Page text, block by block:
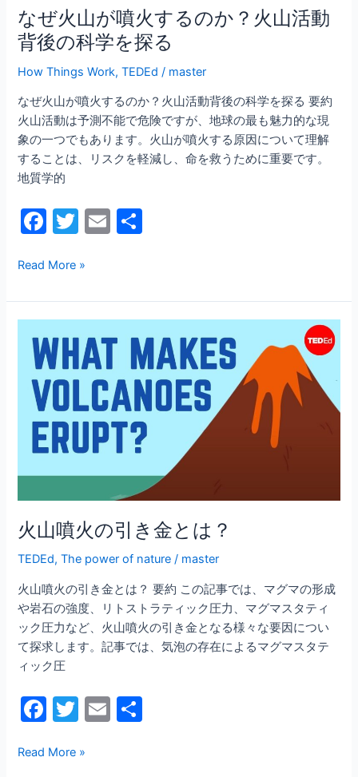
なぜ火山が噴火するのか？火山活動
背後の科学を探る
How Things Work,TEDEd / master
なぜ火山が噴火するのか？火山活動背後の科学を探る 要約
火山活動は予測不能で危険ですが、地球の最も魅力的な現
象の一つでもあります。火山が噴火する原因について理解
することは、リスクを軽減し、命を救うために重要です。
地質学的
F
c
e
b
o
o
k
T
itt
er
E
l
か？
火
山
活
背
後
の
科
学
探
る
Read More »
火山噴火の引き金とは？
TEDEd,The power of nature / master
火山噴火の引き金とは？ 要約 この記事では、マグマの形成
や岩石の強度、リトストラティック圧力、マグマスタティ
ック圧力など、火山噴火の引き金となる様々な要因につい
て探求します。記事では、気泡の存在によるマグマスタテ
ィック圧
F
c
T
itt
E
は？
Read More »